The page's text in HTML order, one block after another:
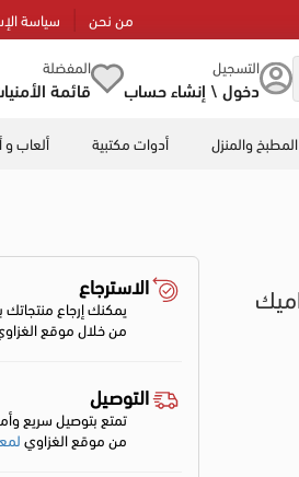
من نحن سياسة
التسجيل
دخول \ إنشاء حساب
المفضلة
قائمة
المطبخ والمنزل أدوات مكتبية ألعاب و
الاسترجاع
يمكنك إرجاع
من خلال موقع
التوصيل
تمتع بتوصيل سريع
من موقع الغزاوي